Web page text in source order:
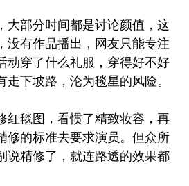
大部分时间都是讨论颜值，这
没有作品播出，网友只能专注
动穿了什么礼服，穿得好不好
下坡路，沦为毯星的风险。
红毯图，看惯了精致妆容，再
修的标准去要求演员。但众所
说精修了，就连路透的效果都